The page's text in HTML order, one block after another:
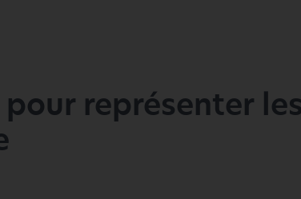
représenter